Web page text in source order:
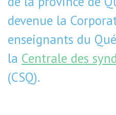
devenue la
enseignants du
la Centrale des
(CSQ).